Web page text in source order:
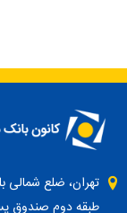
طبقه دوم صندوق پستی: